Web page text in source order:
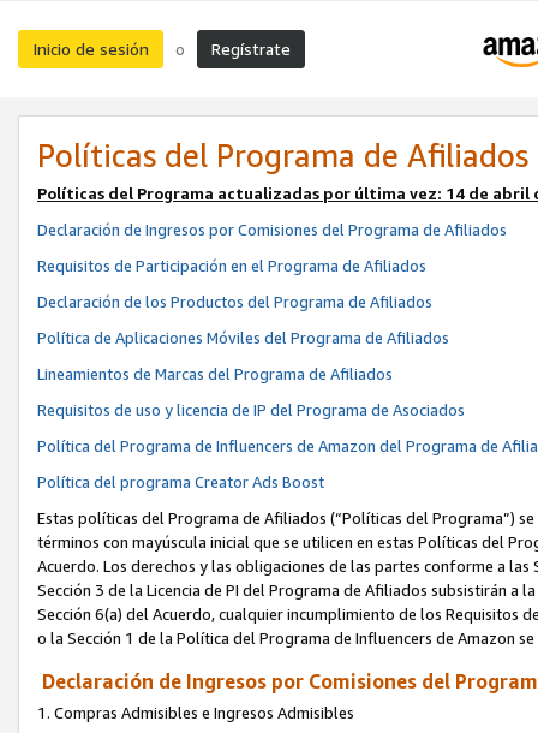
Inicio de sesión o Regístrate
Políticas del Programa de Afiliados
Políticas del Programa actualizadas por última vez: 14 de abril
Declaración de Ingresos por Comisiones del Programa de Afiliados
Requisitos de Participación en el Programa de Afiliados
Declaración de los Productos del Programa de Afiliados
Política de Aplicaciones Móviles del Programa de Afiliados
Lineamientos de Marcas del Programa de Afiliados
Requisitos de uso y licencia de IP del Programa de Asociados
Política del Programa de Influencers de Amazon del Programa de
Política del programa Creator Ads Boost
Estas políticas del Programa de Afiliados (“Políticas del Programa”)
términos con mayúscula inicial que se utilicen en estas Políticas del
Acuerdo. Los derechos y las obligaciones de las partes conforme a
Sección 3 de la Licencia de PI del Programa de Afiliados subsistirán
Sección 6(a) del Acuerdo, cualquier incumplimiento de los Requisitos
o la Sección 1 de la Política del Programa de Influencers de Amazon
Declaración de Ingresos por Comisiones del
1. Compras Admisibles e Ingresos Admisibles